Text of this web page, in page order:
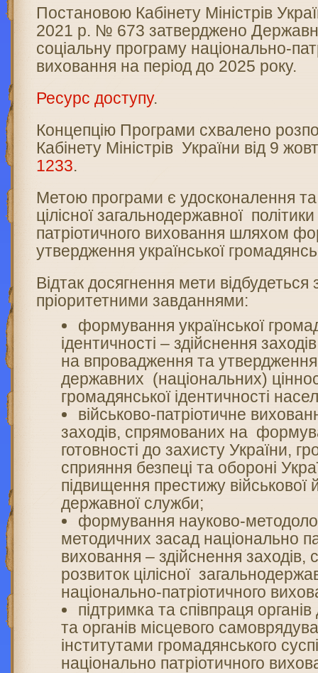
Постановою Кабінету Міністрів
2021 р. № 673 затверджено
соціальну програму національно-
виховання на період до 2025 року.
Ресурс доступу.
Концепцію Програми схвалено
Кабінету Міністрів України від 9
1233.
Метою програми є удосконалення
цілісної загальнодержавної
патріотичного виховання шляхом
утвердження української
Відтак досягнення мети
пріоритетними завданнями:
формування української
ідентичності – здійснення
на впровадження та утвердження
державних (національних)
громадянської ідентичності
військово-патріотичне
заходів, спрямованих на
готовності до захисту України,
сприяння безпеці та обороні
підвищення престижу військової
державної служби;
формування науково-
методичних засад національно
виховання – здійснення
розвиток цілісної
національно-патріотичного
підтримка та співпраця
та органів місцевого
інститутами громадянського
національно патріотичного